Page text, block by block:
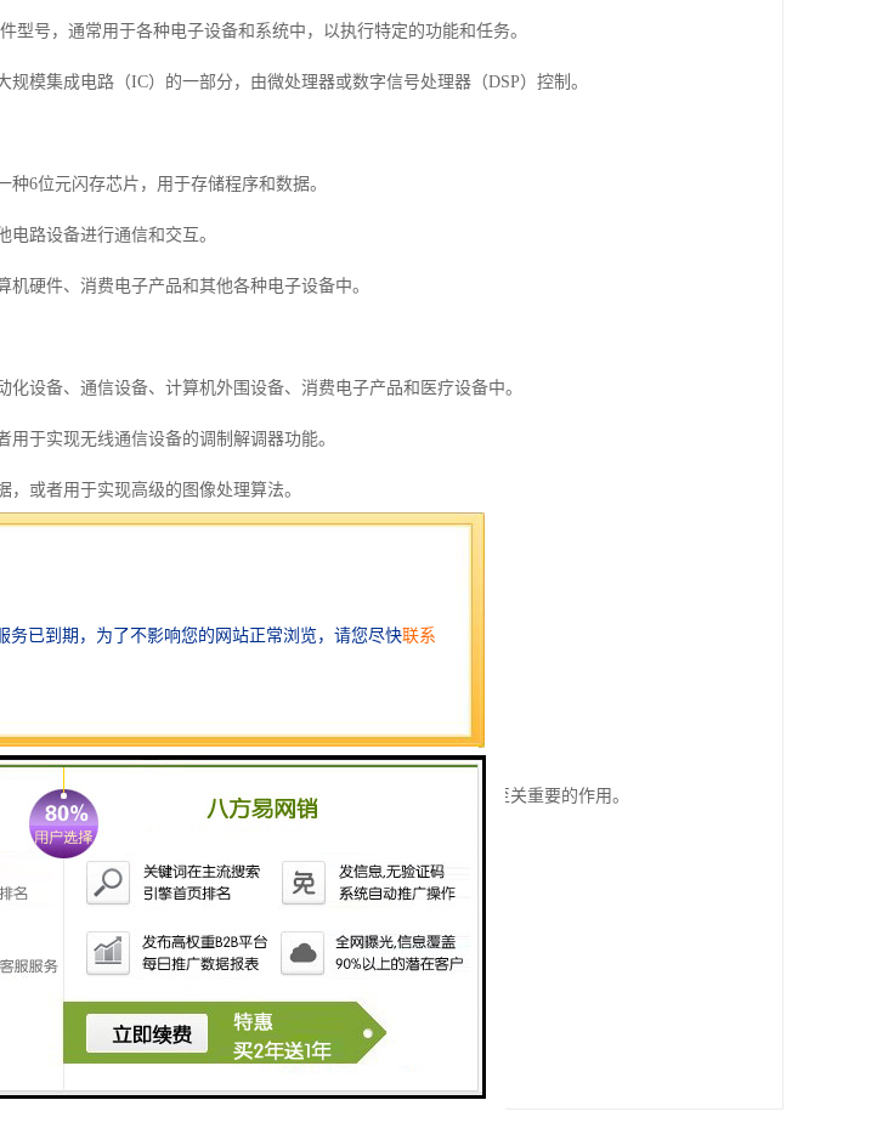
型号，通常用于各种电子设备和系统中，以执行特定的功能和任务。
模集成电路（IC）的一部分，由微处理器或数字信号处理器（DSP）控制。
6位元闪存芯片，用于存储程序和数据。
路设备进行通信和交互。
硬件、消费电子产品和其他各种电子设备中。
设备、通信设备、计算机外围设备、消费电子产品和医疗设备中。
于实现无线通信设备的调制解调器功能。
或者用于实现高级的图像处理算法。
也取决于其配置和使用的微处理器或数字信号处理器。
进行不同的编程和配置，以实现不同的功能和性能。
泛应用和重要性的半导体器件，它在各种电子设备和系统中起着至关重要的作用。
程师和设计师来说是非常重要的。